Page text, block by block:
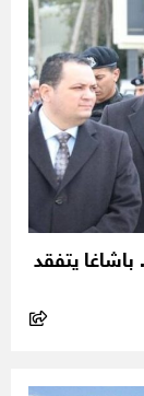
يتفقد